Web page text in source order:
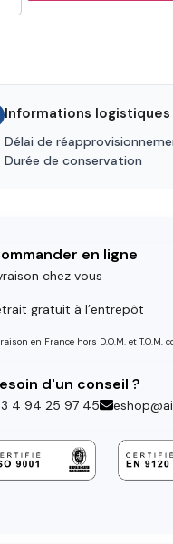
Informations logistiques
Délai de
Durée de conservation
en ligne
chez vous
gratuit à l’entrepôt
en France hors D.O.M. et
d'un conseil ?
4 94 25 97 45